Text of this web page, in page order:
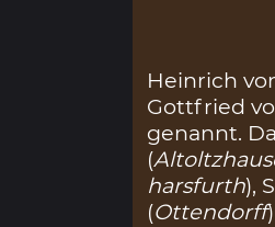
Heinrich
Gottfried
genannt.
(
harsfurth),
(Ottendorff